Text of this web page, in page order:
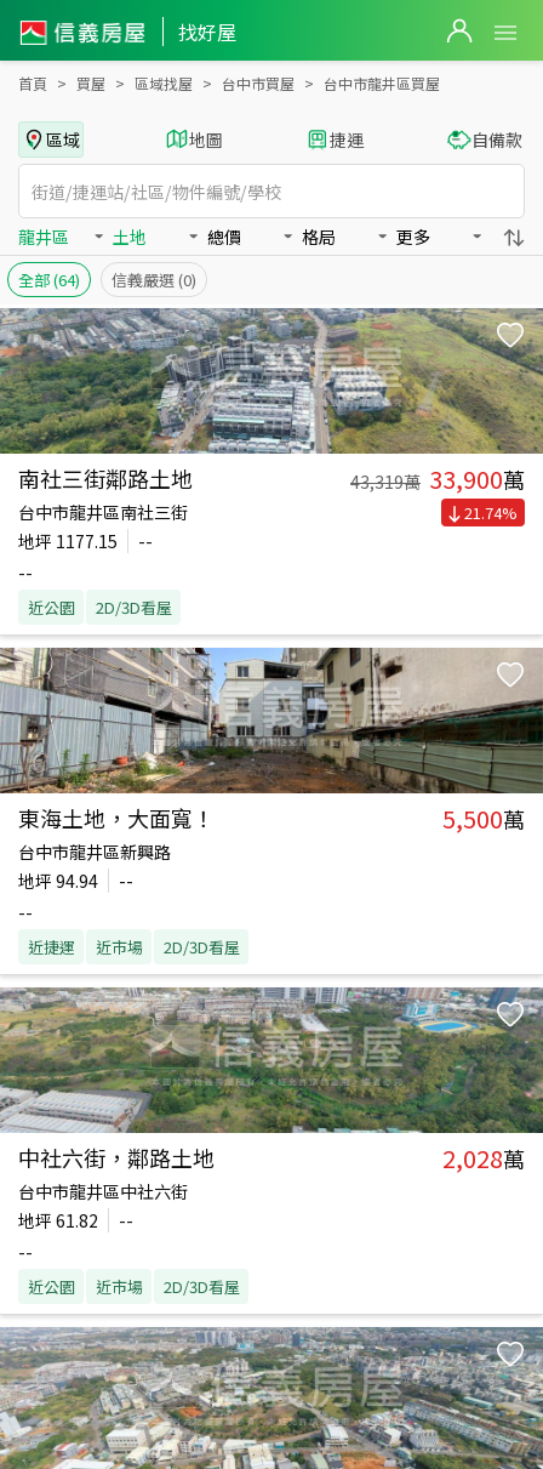
找好屋
台中市龍井區買房：土地房屋物件出售、房價分析
首頁 買屋 區域找屋 台中市買屋 台中市龍井區買屋
區域 地圖 捷運 自備款
龍井區 土地 總價 格局 更多
全部(64) 信義嚴選 (0)
南社三街鄰路土地 43,319萬 33,900萬
台中市龍井區南社三街
地坪 1177.15
--
--
近公園 2D/3D看屋
21.74%
東海土地，大面寬！ 5,500萬
台中市龍井區新興路
地坪 94.94
--
--
近捷運 近市場 2D/3D看屋
中社六街，鄰路土地 2,028萬
台中市龍井區中社六街
地坪 61.82
--
--
近公園 近市場 2D/3D看屋
台中市龍井區買房：土地物件出售、房價分析 - 信義房屋